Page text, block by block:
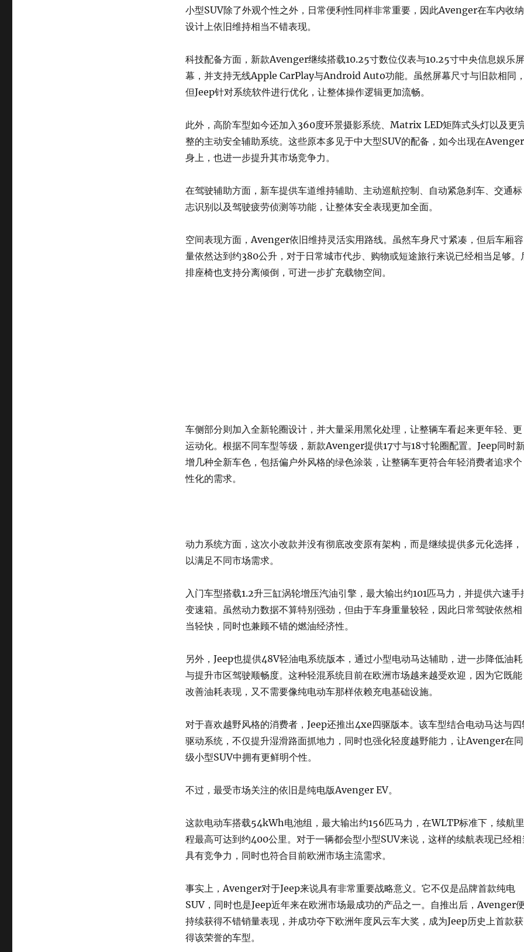
小型SUV除了外观个性之外，日常便利性同样非常重要，因此Avenger在车内收纳
设计上依旧维持相当不错表现。
科技配备方面，新款Avenger继续搭载10.25寸数位仪表与10.25寸中央信息娱乐屏
幕，并支持无线Apple CarPlay与Android Auto功能。虽然屏幕尺寸与旧款相同
但Jeep针对系统软件进行优化，让整体操作逻辑更加流畅。
此外，高阶车型如今还加入360度环景摄影系统、Matrix LED矩阵式头灯以及更
整的主动安全辅助系统。这些原本多见于中大型SUV的配备，如今出现在Avenger
身上，也进一步提升其市场竞争力。
在驾驶辅助方面，新车提供车道维持辅助、主动巡航控制、自动紧急刹车、交通标
志识别以及驾驶疲劳侦测等功能，让整体安全表现更加全面。
空间表现方面，Avenger依旧维持灵活实用路线。虽然车身尺寸紧凑，但后车厢容
量依然达到约380公升，对于日常城市代步、购物或短途旅行来说已经相当足够。
排座椅也支持分离倾倒，可进一步扩充载物空间。
车侧部分则加入全新轮圈设计，并大量采用黑化处理，让整辆车看起来更年轻、更
运动化。根据不同车型等级，新款Avenger提供17寸与18寸轮圈配置。Jeep同时
增几种全新车色，包括偏户外风格的绿色涂装，让整辆车更符合年轻消费者追求个
性化的需求。
动力系统方面，这次小改款并没有彻底改变原有架构，而是继续提供多元化选择，
以满足不同市场需求。
入门车型搭载1.2升三缸涡轮增压汽油引擎，最大输出约101匹马力，并提供六速手
变速箱。虽然动力数据不算特别强劲，但由于车身重量较轻，因此日常驾驶依然相
当轻快，同时也兼顾不错的燃油经济性。
另外，Jeep也提供48V轻油电系统版本，通过小型电动马达辅助，进一步降低油耗
与提升市区驾驶顺畅度。这种轻混系统目前在欧洲市场越来越受欢迎，因为它既能
改善油耗表现，又不需要像纯电动车那样依赖充电基础设施。
对于喜欢越野风格的消费者，Jeep还推出4xe四驱版本。该车型结合电动马达与四
驱动系统，不仅提升湿滑路面抓地力，同时也强化轻度越野能力，让Avenger在同
级小型SUV中拥有更鲜明个性。
不过，最受市场关注的依旧是纯电版Avenger EV。
这款电动车搭载54kWh电池组，最大输出约156匹马力，在WLTP标准下，续航里
程最高可达到约400公里。对于一辆都会型小型SUV来说，这样的续航表现已经相
具有竞争力，同时也符合目前欧洲市场主流需求。
事实上，Avenger对于Jeep来说具有非常重要战略意义。它不仅是品牌首款纯电
SUV，同时也是Jeep近年来在欧洲市场最成功的产品之一。自推出后，Avenger
持续获得不错销量表现，并成功夺下欧洲年度风云车大奖，成为Jeep历史上首款获
得该荣誉的车型。